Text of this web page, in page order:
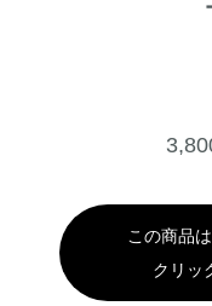
この商品
クリッ